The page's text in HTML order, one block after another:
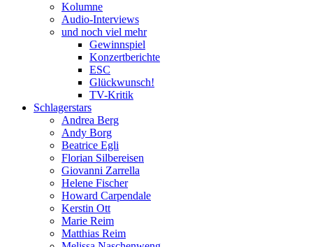
Kolumne
Audio-Interviews
und noch viel mehr
Gewinnspiel
Konzertberichte
ESC
Glückwunsch!
TV-Kritik
Schlagerstars
Andrea Berg
Andy Borg
Beatrice Egli
Florian Silbereisen
Giovanni Zarrella
Helene Fischer
Howard Carpendale
Kerstin Ott
Marie Reim
Matthias Reim